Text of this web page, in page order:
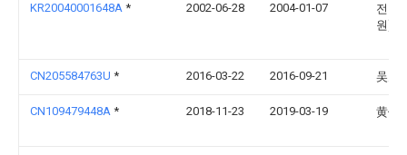
KR20040001648A * 2002-06-28 2004-01-07
전라
원)
CN205584763U * 2016-03-22 2016-09-21 吴天
CN109479448A * 2018-11-23 2019-03-19 黄仙